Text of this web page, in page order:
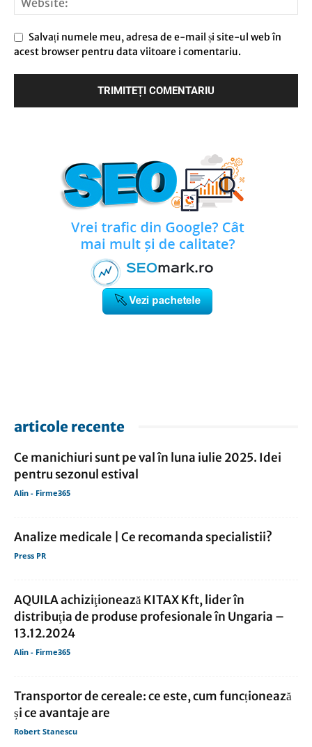
Salvați numele meu, adresa de e-mail și site-ul web în
acest browser pentru data viitoare i comentariu.
articole recente
Ce manichiuri sunt pe val în luna iulie 2025. Idei
pentru sezonul estival
Alin - Firme365
Analize medicale | Ce recomanda specialistii?
Press PR
AQUILA achiziţionează KITAX Kft, lider în
distribuţia de produse profesionale în Ungaria –
13.12.2024
Alin - Firme365
Transportor de cereale: ce este, cum funcționează
și ce avantaje are
Robert Stanescu